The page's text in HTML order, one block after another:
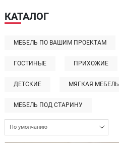
КАТАЛОГ
МЕБЕЛЬ ПО ВАШИМ ПРОЕКТАМ
ГОСТИНЫЕ ПРИХОЖИЕ
ДЕТСКИЕ МЯГКАЯ МЕБЕЛЬ
МЕБЕЛЬ ПОД СТАРИНУ
По умолчанию